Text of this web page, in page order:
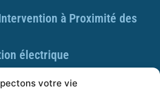
votre vie
à Proximité des
électrique
postures
- Prévention des TMS